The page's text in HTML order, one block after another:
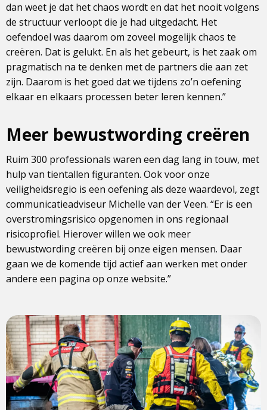
dan weet je dat het chaos wordt en dat het nooit volgens
de structuur verloopt die je had uitgedacht. Het
oefendoel was daarom om zoveel mogelijk chaos te
creëren. Dat is gelukt. En als het gebeurt, is het zaak om
pragmatisch na te denken met de partners die aan zet
zijn. Daarom is het goed dat we tijdens zo’n oefening
elkaar en elkaars processen beter leren kennen.”
Meer bewustwording creëren
Ruim 300 professionals waren een dag lang in touw, met
hulp van tientallen figuranten. Ook voor onze
veiligheidsregio is een oefening als deze waardevol, zegt
communicatieadviseur Michelle van der Veen. “Er is een
overstromingsrisico opgenomen in ons regionaal
risicoprofiel. Hierover willen we ook meer
bewustwording creëren bij onze eigen mensen. Daar
gaan we de komende tijd actief aan werken met onder
andere een pagina op onze website.”
View
photo